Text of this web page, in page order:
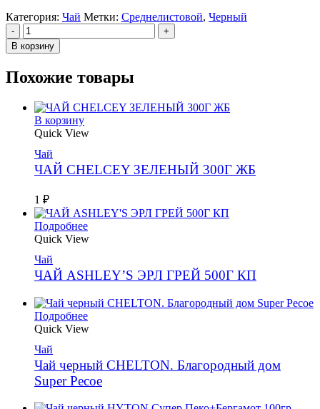
Категория: Чай Метки: Среднелистовой, Черный
-
+
В корзину
Похожие товары
В корзину
Quick View
Чай
ЧАЙ CHELCEY ЗЕЛЕНЫЙ 300Г ЖБ
1 ₽
Подробнее
Quick View
Чай
ЧАЙ ASHLEY’S ЭРЛ ГРЕЙ 500Г КП
Подробнее
Quick View
Чай
Чай черный CHELTON. Благородный дом
Super Pecoe